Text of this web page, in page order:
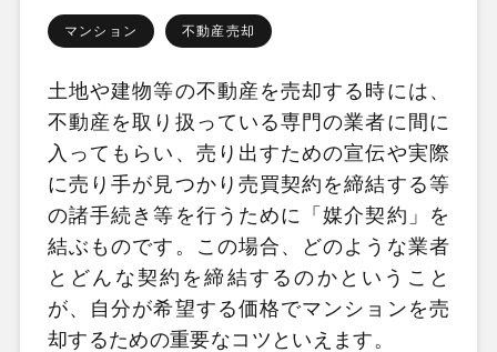
マンション 不動産売却
土地や建物等の不動産を売却する時には、
不動産を取り扱っている専門の業者に間に
入ってもらい、売り出すための宣伝や実際
に売り手が見つかり売買契約を締結する等
の諸手続き等を行うために「媒介契約」を
結ぶものです。この場合、どのような業者
とどんな契約を締結するのかということ
が、自分が希望する価格でマンションを売
却するための重要なコツといえます。